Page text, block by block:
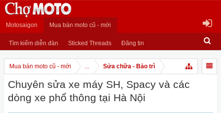
Motosaigon Mua bán moto cũ - mới
Tìm kiếm diễn đàn Sticked Threads Đăng tin
Mua bán moto cũ - mới ... Sửa chữa - Bảo trì
Chuyên sửa xe máy SH, Spacy và các
dòng xe phổ thông tại Hà Nội